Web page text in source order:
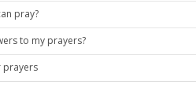
pray?
to my prayers?
prayers